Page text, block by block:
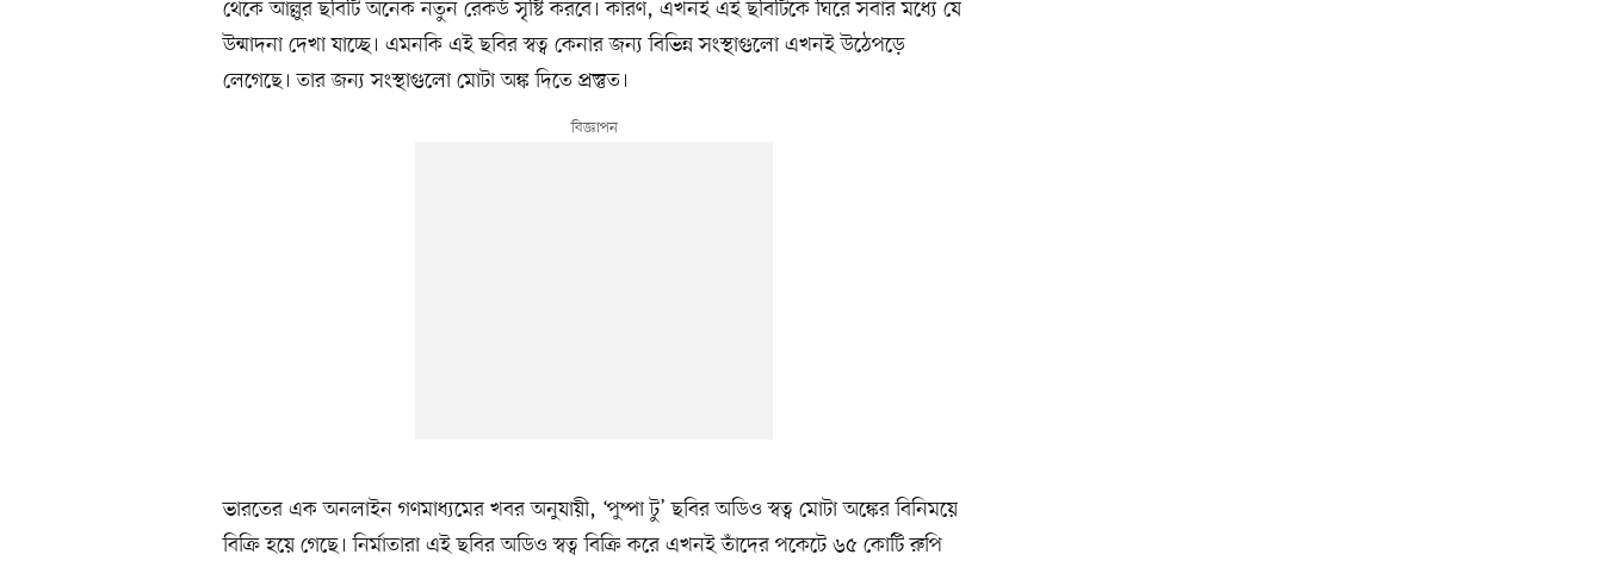
থেকে আল্লুর ছবিটি অনেক নতুন রেকর্ড সৃষ্টি করবে। কারণ, এখনই এই ছবিটিকে ঘিরে সবার মধ্যে যে
উন্মাদনা দেখা যাচ্ছে। এমনকি এই ছবির স্বত্ব কেনার জন্য বিভিন্ন সংস্থাগুলো এখনই উঠেপড়ে
লেগেছে। তার জন্য সংস্থাগুলো মোটা অঙ্ক দিতে প্রস্তুত।
ভারতের এক অনলাইন গণমাধ্যমের খবর অনুযায়ী, ‘পুষ্পা টু’ ছবির অডিও স্বত্ব মোটা অঙ্কের বিনিময়ে
বিক্রি হয়ে গেছে। নির্মাতারা এই ছবির অডিও স্বত্ব বিক্রি করে এখনই তাঁদের পকেটে ৬৫ কোটি রুপি